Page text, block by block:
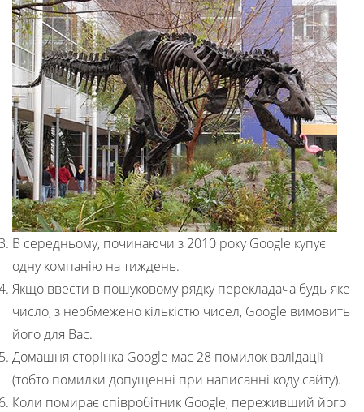
В середньому, починаючи з 2010 року Google купує
одну компанію на тиждень.
Якщо ввести в пошуковому рядку перекладача будь-яке
число, з необмежено кількістю чисел, Google вимовить
його для Вас.
Домашня сторінка Google має 28 помилок валідації
(тобто помилки допущенні при написанні коду сайту).
Коли помирає співробітник Google, переживший його